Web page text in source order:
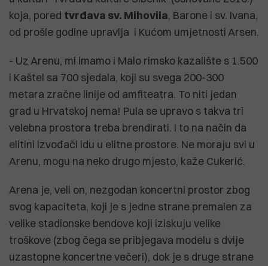
koja, pored tvrđava sv. Mihovila, Barone i sv. Ivana,
od prošle godine upravlja i Kućom umjetnosti Arsen.
- Uz Arenu, mi imamo i Malo rimsko kazalište s 1.500
i Kaštel sa 700 sjedala, koji su svega 200-300
metara zračne linije od amfiteatra. To niti jedan
grad u Hrvatskoj nema! Pula se upravo s takva tri
velebna prostora treba brendirati. I to na način da
elitini izvođači idu u elitne prostore. Ne moraju svi u
Arenu, mogu na neko drugo mjesto, kaže Cukerić.
Arena je, veli on, nezgodan koncertni prostor zbog
svog kapaciteta, koji je s jedne strane premalen za
velike stadionske bendove koji iziskuju velike
troškove (zbog čega se pribjegava modelu s dvije
uzastopne koncertne večeri), dok je s druge strane